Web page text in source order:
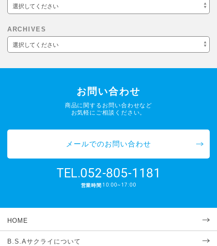
選択してください
ARCHIVES
選択してください
お問い合わせ
商品に関するお問い合わせなど
お気軽にご相談ください。
メールでのお問い合わせ
TEL.052-805-1181
営業時間 10:00~17:00
HOME
B.S.Aサクライについて